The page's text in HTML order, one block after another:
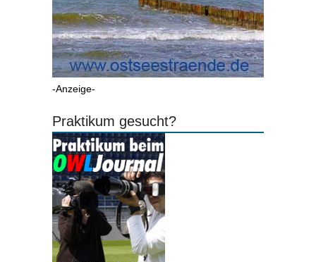
-Anzeige-
Praktikum gesucht?